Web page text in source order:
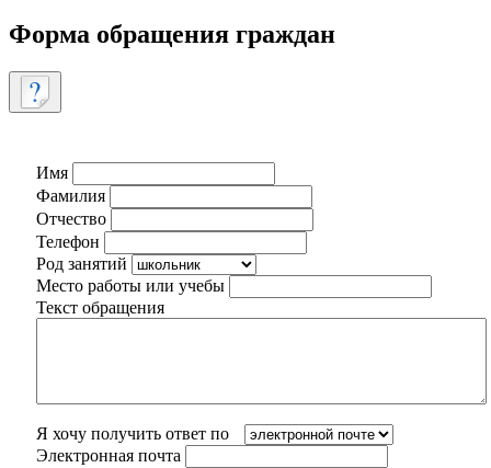
Форма обращения граждан
Имя
Фамилия
Отчество
Телефон
Род занятий
Место работы или учебы
Текст обращения
Я хочу получить ответ по
Электронная почта